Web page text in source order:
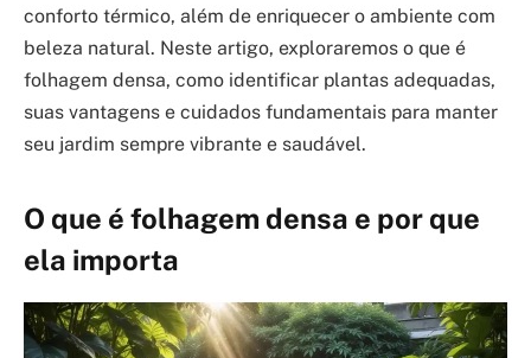
conforto térmico, além de enriquecer o ambiente com
beleza natural. Neste artigo, exploraremos o que é
folhagem densa, como identificar plantas adequadas,
suas vantagens e cuidados fundamentais para manter
seu jardim sempre vibrante e saudável.
O que é folhagem densa e por que
ela importa